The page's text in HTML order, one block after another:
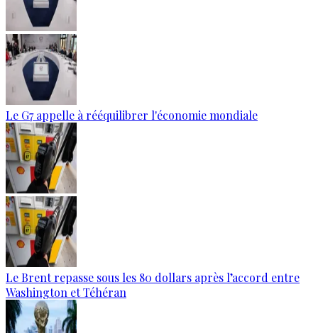
Le G7 appelle à rééquilibrer l'économie mondiale
Le Brent repasse sous les 80 dollars après l’accord entre
Washington et Téhéran